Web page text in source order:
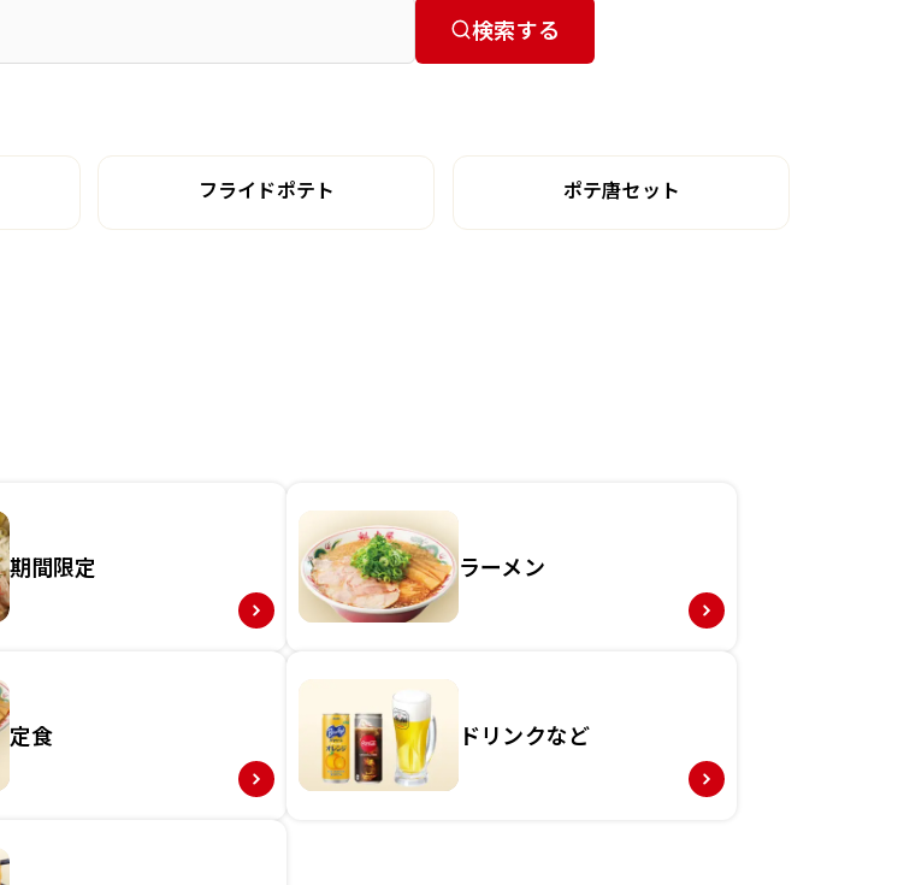
検索する
フライドポテト ポテ唐セット
期間限定 ラーメン
定食 ドリンクなど